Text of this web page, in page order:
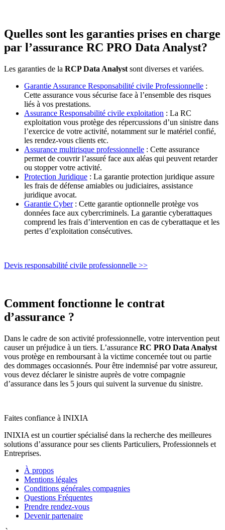
Quelles sont les garanties prises en charge
par l’assurance RC PRO Data Analyst?
Les garanties de la RCP Data Analyst sont diverses et variées.
Garantie Assurance Responsabilité civile Professionnelle :
Cette assurance vous sécurise face à l’ensemble des risques
liés à vos prestations.
Assurance Responsabilité civile exploitation : La RC
exploitation vous protège des répercussions d’un sinistre dans
l’exercice de votre activité, notamment sur le matériel confié,
les rendez-vous clients etc.
Assurance multirisque professionnelle : Cette assurance
permet de couvrir l’assuré face aux aléas qui peuvent retarder
ou stopper votre activité.
Protection Juridique : La garantie protection juridique assure
les frais de défense amiables ou judiciaires, assistance
juridique avocat.
Garantie Cyber: Cette garantie optionnelle protège vos
données face aux cybercriminels. La garantie cyberattaques
comprend les frais d’intervention en cas de cyberattaque et les
pertes d’exploitation consécutives.
Devis responsabilité civile professionnelle >>
Comment fonctionne le contrat
d’assurance ?
Dans le cadre de son activité professionnelle, votre intervention peut
causer un préjudice à un tiers. L’assurance RC PRO Data Analyst
vous protège en remboursant à la victime concernée tout ou partie
des dommages occasionnés. Pour être indemnisé par votre assureur,
vous devez déclarer le sinistre auprès de votre compagnie
d’assurance dans les 5 jours qui suivent la survenue du sinistre.
Faites confiance à INIXIA
INIXIA est un courtier spécialisé dans la recherche des meilleures
solutions d’assurance pour ses clients Particuliers, Professionnels et
Entreprises.
À propos
Mentions légales
Conditions générales compagnies
Questions Fréquentes
Prendre rendez-vous
Devenir partenaire